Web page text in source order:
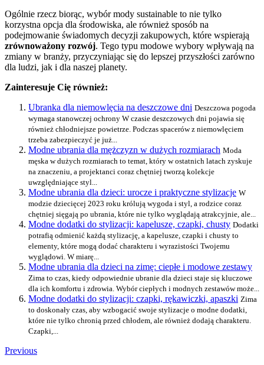
Ogólnie rzecz biorąc, wybór mody sustainable to nie tylko
korzystna opcja dla środowiska, ale również sposób na
podejmowanie świadomych decyzji zakupowych, które wspierają
zrównoważony rozwój. Tego typu modowe wybory wpływają na
zmiany w branży, przyczyniając się do lepszej przyszłości zarówno
dla ludzi, jak i dla naszej planety.
Zainteresuje Cię również:
Ubranka dla niemowlęcia na deszczowe dni Deszczowa pogoda
wymaga stanowczej ochrony W czasie deszczowych dni pojawia się
również chłodniejsze powietrze. Podczas spacerów z niemowlęciem
trzeba zabezpieczyć je już...
Modne ubrania dla mężczyzn w dużych rozmiarach Moda
męska w dużych rozmiarach to temat, który w ostatnich latach zyskuje
na znaczeniu, a projektanci coraz chętniej tworzą kolekcje
uwzględniające styl...
Modne ubrania dla dzieci: urocze i praktyczne stylizacje W
modzie dziecięcej 2023 roku królują wygoda i styl, a rodzice coraz
chętniej sięgają po ubrania, które nie tylko wyglądają atrakcyjnie, ale...
Modne dodatki do stylizacji: kapelusze, czapki, chusty Dodatki
potrafią odmienić każdą stylizację, a kapelusze, czapki i chusty to
elementy, które mogą dodać charakteru i wyrazistości Twojemu
wyglądowi. W miarę...
Modne ubrania dla dzieci na zimę: ciepłe i modowe zestawy
Zima to czas, kiedy odpowiednie ubranie dla dzieci staje się kluczowe
dla ich komfortu i zdrowia. Wybór ciepłych i modnych zestawów może...
Modne dodatki do stylizacji: czapki, rękawiczki, apaszki Zima
to doskonały czas, aby wzbogacić swoje stylizacje o modne dodatki,
które nie tylko chronią przed chłodem, ale również dodają charakteru.
Czapki,...
Previous